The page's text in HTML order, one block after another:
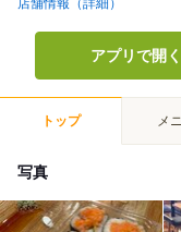
店舗情報（詳細）
アプリで開く
トップ メ
写真